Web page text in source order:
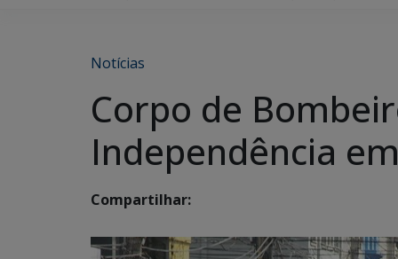
Notícias
Corpo de
Independência
Compartilhar: